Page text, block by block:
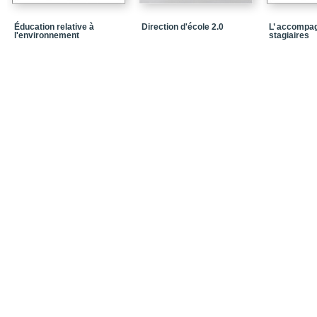
Les acteurs, la
La formation continue
Éducation relative à
l'environnement
Direction d'école 2.0
L’
stagiaires